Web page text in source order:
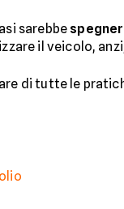
sarebbe
il veicolo,
di tutte le